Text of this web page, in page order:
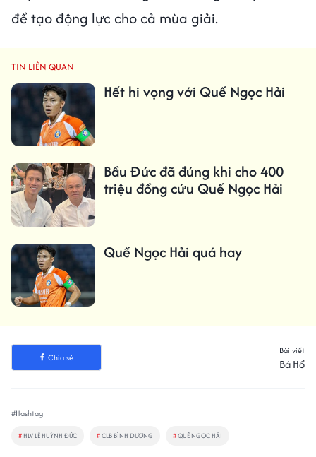
để tạo động lực cho cả mùa giải.
TIN LIÊN QUAN
Hết hi vọng với Quế Ngọc Hải
Bầu Đức đã đúng khi cho 400
triệu đồng cứu Quế Ngọc Hải
Quế Ngọc Hải quá hay
Chia sẻ
Bài viết
Bá Hổ
#Hashtag
# HLV LÊ HUỲNH ĐỨC #CLB BÌNH DƯƠNG #QUẾ NGỌC HẢI